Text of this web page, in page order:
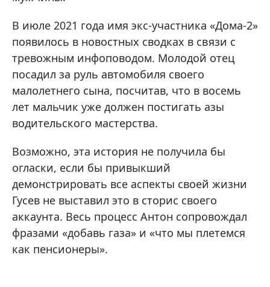
В июле 2021 года имя экс-участника «Дома-2»
появилось в новостных сводках в связи с
тревожным инфоповодом. Молодой отец
посадил за руль автомобиля своего
малолетнего сына, посчитав, что в восемь
лет мальчик уже должен постигать азы
водительского мастерства.
Возможно, эта история не получила бы
огласки, если бы привыкший
демонстрировать все аспекты своей жизни
Гусев не выставил это в сторис своего
аккаунта. Весь процесс Антон сопровождал
фразами «добавь газа» и «что мы плетемся
как пенсионеры».